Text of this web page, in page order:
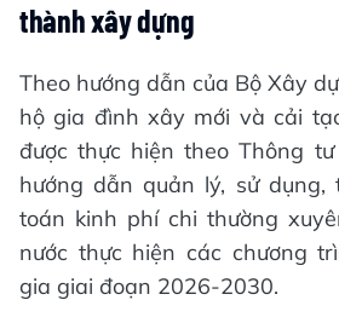
thành xây dựng
Theo hướng dẫn của Bộ Xây
hộ gia đình xây mới và cải
được thực hiện theo Thông
hướng dẫn quản lý, sử dụng,
toán kinh phí chi thường
nước thực hiện các chương
gia giai đoạn 2026-2030.